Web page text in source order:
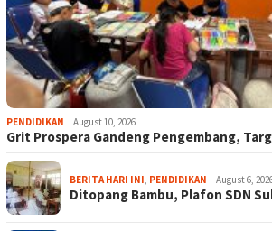
PENDIDIKAN August 10, 2026
Grit Prospera Gandeng Pengembang,
BERITA HARI INI, PENDIDIKAN August 6,
Ditopang Bambu, Plafon SDN